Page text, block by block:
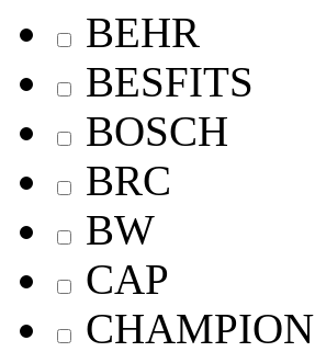
BEHR
BESFITS
BOSCH
BRC
BW
CAP
CHAMPION